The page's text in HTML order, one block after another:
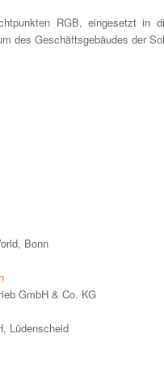
RGB, eingesetzt in
des Geschäftsgebäudes der
Bonn
GmbH & Co. KG
Lüdenscheid